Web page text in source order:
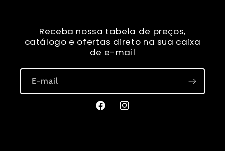
Receba nossa tabela de preços,
catálogo e ofertas direto na sua caixa
de e-mail
E-mail
FacebookInstagram